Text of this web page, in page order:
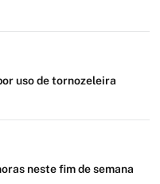
uso de tornozeleira
neste fim de semana